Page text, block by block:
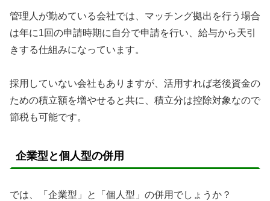
管理人が勤めている会社では、マッチング拠出を行う場合
は年に1回の申請時期に自分で申請を行い、給与から天引
きする仕組みになっています。
採用していない会社もありますが、活用すれば老後資金の
ための積立額を増やせると共に、積立分は控除対象なので
節税も可能です。
企業型と個人型の併用
では、「企業型」と「個人型」の併用でしょうか？